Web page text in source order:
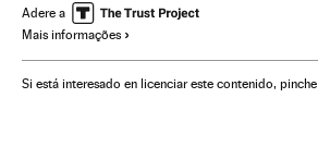
Finanças públicas América
Nicolás Maduro
Adere a
Mais informações
Si está interesado en licenciar este contenido, pinche